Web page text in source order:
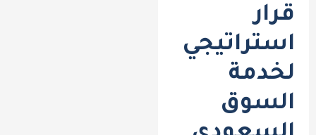
قرار
استراتيجي
لخدمة
السوق